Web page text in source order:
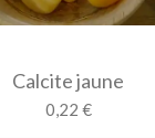
Calcite jaune
0,22 €